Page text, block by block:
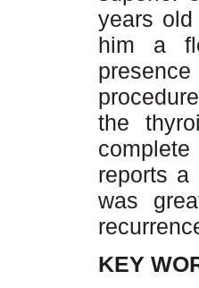
years
him a
the
reports a
was
KEY